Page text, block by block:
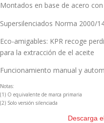
Montados en base de acero
Supersilenciados Norma 2000/
Eco-amigables: KPR recoge
para la extracción de el aceite
Funcionamiento manual y
Notas:
(1) O equivalente de marca primaria
(2) Solo versión silenciada
Descarga